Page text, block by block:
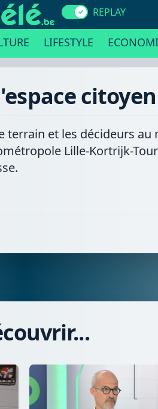
REPLAY
LIFESTYLE
et les décideurs au
Lille-Kortrijk-